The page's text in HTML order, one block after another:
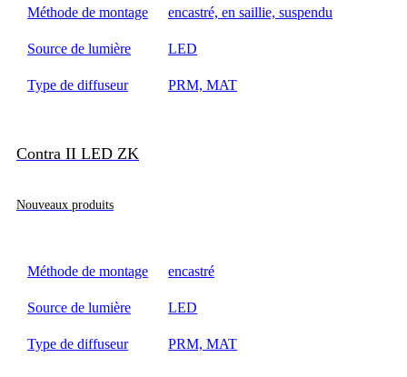
Méthode de montage encastré, en saillie, suspendu
Source de lumière LED
Type de diffuseur PRM, MAT
Contra II LED ZK
Nouveaux produits
Méthode de montage encastré
Source de lumière LED
Type de diffuseur PRM, MAT